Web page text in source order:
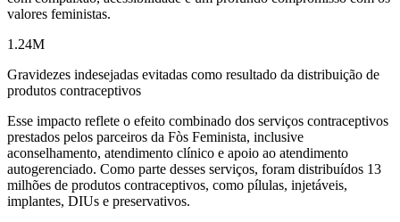
valores feministas.
1.24M
Gravidezes indesejadas evitadas como resultado da distribuição de
produtos contraceptivos
Esse impacto reflete o efeito combinado dos serviços contraceptivos
prestados pelos parceiros da Fòs Feminista, inclusive
aconselhamento, atendimento clínico e apoio ao atendimento
autogerenciado. Como parte desses serviços, foram distribuídos 13
milhões de produtos contraceptivos, como pílulas, injetáveis,
implantes, DIUs e preservativos.